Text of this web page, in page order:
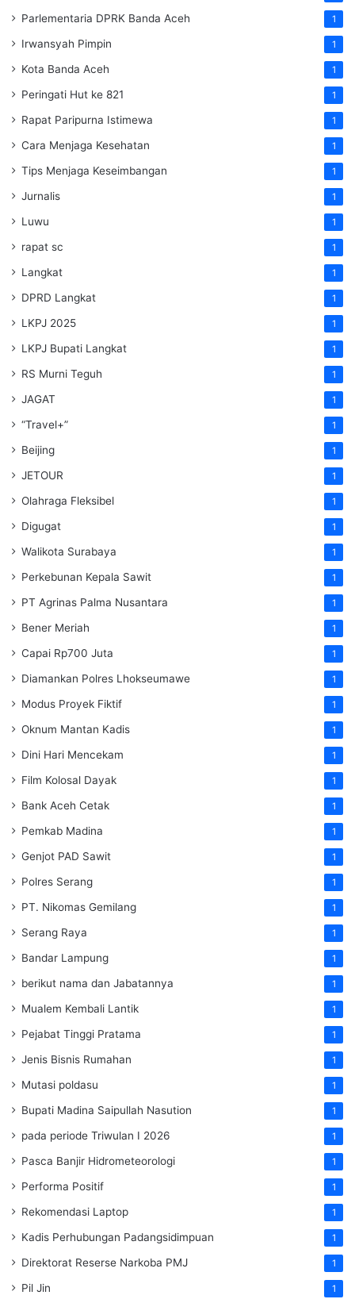
Parlementaria DPRK Banda Aceh 1
Irwansyah Pimpin 1
Kota Banda Aceh 1
Peringati Hut ke 821 1
Rapat Paripurna Istimewa 1
Cara Menjaga Kesehatan 1
Tips Menjaga Keseimbangan 1
Jurnalis 1
Luwu 1
rapat sc 1
Langkat 1
DPRD Langkat 1
LKPJ 2025 1
LKPJ Bupati Langkat 1
RS Murni Teguh 1
JAGAT 1
“Travel+” 1
Beijing 1
JETOUR 1
Olahraga Fleksibel 1
Digugat 1
Walikota Surabaya 1
Perkebunan Kepala Sawit 1
PT Agrinas Palma Nusantara 1
Bener Meriah 1
Capai Rp700 Juta 1
Diamankan Polres Lhokseumawe 1
Modus Proyek Fiktif 1
Oknum Mantan Kadis 1
Dini Hari Mencekam 1
Film Kolosal Dayak 1
Bank Aceh Cetak 1
Pemkab Madina 1
Genjot PAD Sawit 1
Polres Serang 1
PT. Nikomas Gemilang 1
Serang Raya 1
Bandar Lampung 1
berikut nama dan Jabatannya 1
Mualem Kembali Lantik 1
Pejabat Tinggi Pratama 1
Jenis Bisnis Rumahan 1
Mutasi poldasu 1
Bupati Madina Saipullah Nasution 1
pada periode Triwulan I 2026 1
Pasca Banjir Hidrometeorologi 1
Performa Positif 1
Rekomendasi Laptop 1
Kadis Perhubungan Padangsidimpuan 1
Direktorat Reserse Narkoba PMJ 1
Pil Jin 1